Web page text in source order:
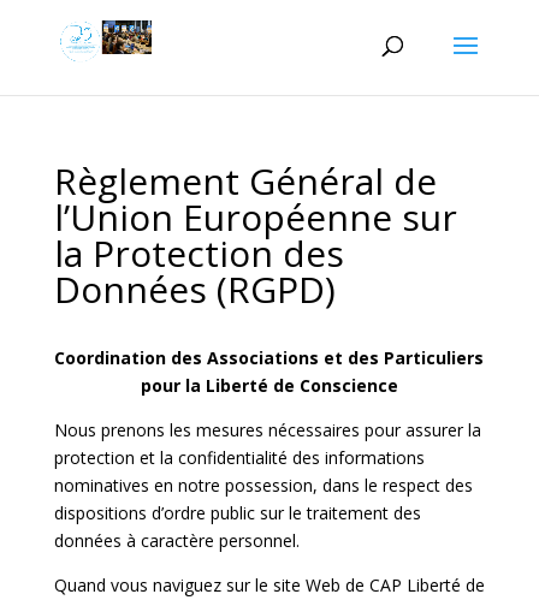
Règlement Général de
l’Union Européenne sur
la Protection des
Données (RGPD)
Coordination des Associations et des Particuliers
pour la Liberté de Conscience
Nous prenons les mesures nécessaires pour assurer la
protection et la confidentialité des informations
nominatives en notre possession, dans le respect des
dispositions d’ordre public sur le traitement des
données à caractère personnel.
Quand vous naviguez sur le site Web de CAP Liberté de